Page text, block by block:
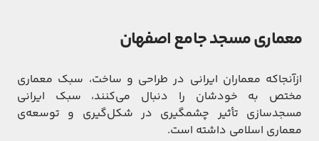
معماری مسجد جامع اصفهان
ازآنجا‌که معماران ایرانی در طراحی و ساخت، سبک معماری
مختص به خودشان را دنبال می‌کنند، سبک ایرانی
مسجد‌سازی تأثیر چشمگیری در شکل‌گیری و توسعه‌ی
معماری اسلامی داشته است.